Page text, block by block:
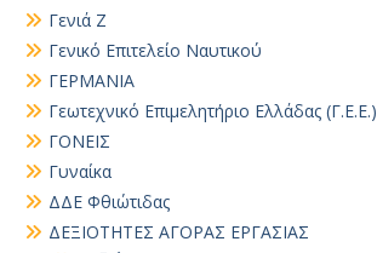
Γενιά Ζ
Γενικό Επιτελείο Ναυτικού
ΓΕΡΜΑΝΙΑ
Γεωτεχνικό Επιμελητήριο Ελλάδας (Γ.Ε.Ε.)
ΓΟΝΕΙΣ
Γυναίκα
ΔΔΕ Φθιώτιδας
ΔΕΞΙΟΤΗΤΕΣ ΑΓΟΡΑΣ ΕΡΓΑΣΙΑΣ